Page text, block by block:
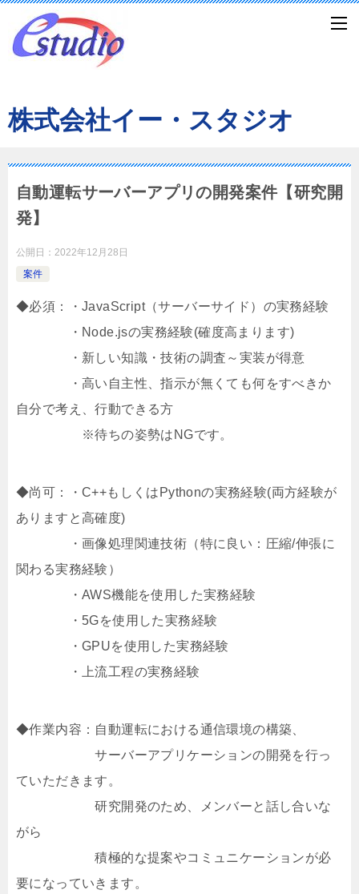
株式会社イー・スタジオ
自動運転サーバーアプリの開発案件【研究開
発】
公開日： 2022年12月28日
案件
◆必須：・JavaScript（サーバーサイド）の実務経験
・Node.jsの実務経験(確度高まります)
・新しい知識・技術の調査～実装が得意
・高い自主性、指示が無くても何をすべきか
自分で考え、行動できる方
※待ちの姿勢はNGです。
◆尚可：・C++もしくはPythonの実務経験(両方経験が
ありますと高確度)
・画像処理関連技術（特に良い：圧縮/伸張に
関わる実務経験）
・AWS機能を使用した実務経験
・5Gを使用した実務経験
・GPUを使用した実務経験
・上流工程の実務経験
◆作業内容：自動運転における通信環境の構築、
サーバーアプリケーションの開発を行っ
ていただきます。
研究開発のため、メンバーと話し合いな
がら
積極的な提案やコミュニケーションが必
要になっていきます。